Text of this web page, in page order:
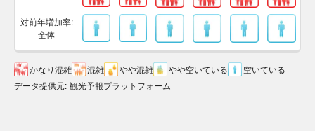
対前年増加率:
全体
かなり混雑 混雑 やや混雑 やや空いている
空いている
データ提供元: 観光予報プラットフォーム